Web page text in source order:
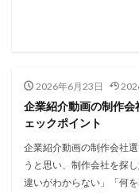
2026年6月23日
企業紹介動画の制作
ェックポイント
企業紹介動画の制作会社
うと思い、制作会社を探
違いがわからない」「何